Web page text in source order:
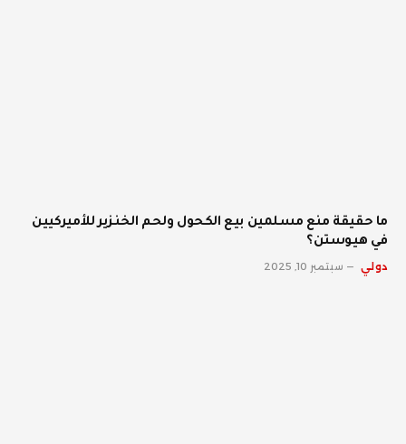
ما حقيقة منع مسلمين بيع الكحول ولحم الخنزير للأميركيين
في هيوستن؟
دولي سبتمبر 10, 2025